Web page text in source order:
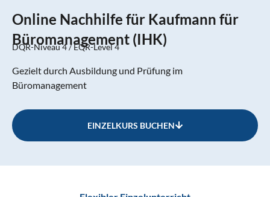
Online Nachhilfe für Kaufmann für
Büromanagement (IHK)
DQR-Niveau 4 / EQR-Level 4
Gezielt durch Ausbildung und Prüfung im
Büromanagement
EINZELKURS BUCHEN